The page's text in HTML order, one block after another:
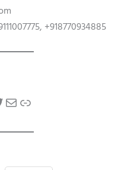
+918770934885
Mail
Link